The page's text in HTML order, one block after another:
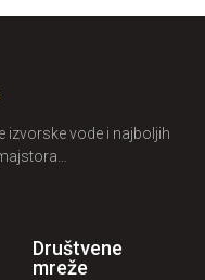
izvorske vode i najboljih
Društvene
mreže